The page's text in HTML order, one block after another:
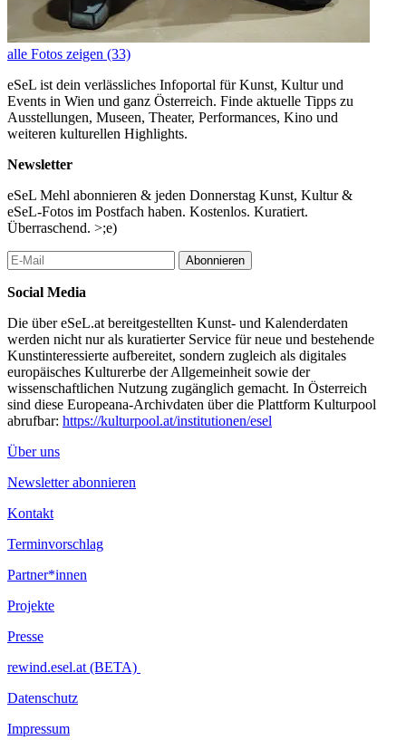
alle Fotos zeigen (33)
eSeL ist dein verlässliches Infoportal für Kunst, Kultur und
Events in Wien und ganz Österreich. Finde aktuelle Tipps zu
Ausstellungen, Museen, Theater, Performances, Kino und
weiteren kulturellen Highlights.
Newsletter
eSeL Mehl abonnieren & jeden Donnerstag Kunst, Kultur &
eSeL-Fotos im Postfach haben. Kostenlos. Kuratiert.
Überraschend. >;e)
Abonnieren
Social Media
Die über eSeL.at bereitgestellten Kunst- und Kalenderdaten
werden nicht nur als kuratierter Service für neue und bestehende
Kunstinteressierte aufbereitet, sondern zugleich als digitales
europäisches Kulturerbe der Allgemeinheit sowie der
wissenschaftlichen Nutzung zugänglich gemacht. In Österreich
sind diese Europeana-Archivdaten über die Plattform Kulturpool
abrufbar: https://kulturpool.at/institutionen/esel
Über uns
Newsletter abonnieren
Kontakt
Terminvorschlag
Partner*innen
Projekte
Presse
rewind.esel.at (BETA)
Datenschutz
Impressum